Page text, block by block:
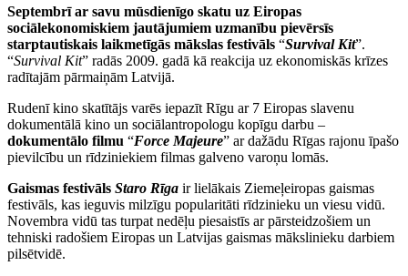
Septembrī ar savu mūsdienīgo skatu uz Eiropas
sociālekonomiskiem jautājumiem uzmanību pievērsīs
starptautiskais laikmetīgās mākslas festivāls “Survival Kit”.
“Survival Kit” radās 2009. gadā kā reakcija uz ekonomiskās krīzes
radītajām pārmaiņām Latvijā.
Rudenī kino skatītājs varēs iepazīt Rīgu ar 7 Eiropas slavenu
dokumentālā kino un sociālantropologu kopīgu darbu –
dokumentālo filmu “Force Majeure” ar dažādu Rīgas rajonu īpašo
pievilcību un rīdziniekiem filmas galveno varoņu lomās.
Gaismas festivāls Staro Rīga ir lielākais Ziemeļeiropas gaismas
festivāls, kas ieguvis milzīgu popularitāti rīdzinieku un viesu vidū.
Novembra vidū tas turpat nedēļu piesaistīs ar pārsteidzošiem un
tehniski radošiem Eiropas un Latvijas gaismas mākslinieku darbiem
pilsētvidē.